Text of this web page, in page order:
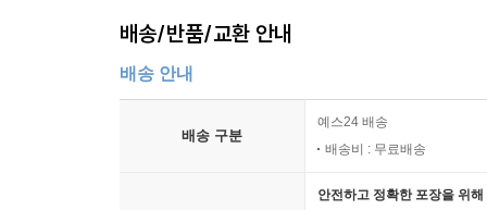
배송/반품/교환 안내
배송 안내
배송 구분
예스24 배송
배송비 : 무료배송
안전하고 정확한 포장을 위